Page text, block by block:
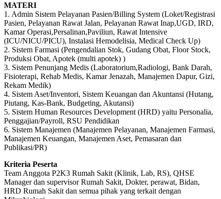
MATERI
1. Admin Sistem Pelayanan Pasien/Billing System (Loket/Registrasi
Pasien, Pelayanan Rawat Jalan, Pelayanan Rawat Inap,UGD, IRD,
Kamar Operasi,Persalinan,Paviliun, Rawat Intensive
(ICU/NICU/PICU), Instalasi Hemodelisia, Medical Check Up)
2. Sistem Farmasi (Pengendalian Stok, Gudang Obat, Floor Stock,
Produksi Obat, Apotek (multi apotek) )
3. Sistem Penunjang Medis (Laboratorium,Radiologi, Bank Darah,
Fisioterapi, Rehab Medis, Kamar Jenazah, Manajemen Dapur, Gizi,
Rekam Medik)
4. Sistem Aset/Inventori, Sistem Keuangan dan Akuntansi (Hutang,
Piutang, Kas-Bank, Budgeting, Akutansi)
5. Sistem Human Resources Development (HRD) yaitu Personalia,
Penggajian/Payroll, RSU Pendidikan
6. Sistem Manajemen (Manajemen Pelayanan, Manajemen Farmasi,
Manajemen Keuangan, Manajemen Aset, Pemasaran dan
Publikasi/PR)
Kriteria Peserta
Team Anggota P2K3 Rumah Sakit (Klinik, Lab, RS), QHSE
Manager dan supervisor Rumah Sakit, Dokter, perawat, Bidan,
HRD Rumah Sakit dan semua pihak yang terkait dengan